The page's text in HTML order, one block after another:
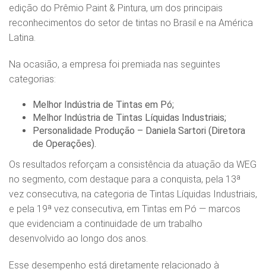
edição do Prêmio Paint & Pintura, um dos principais
reconhecimentos do setor de tintas no Brasil e na América
Latina.
Na ocasião, a empresa foi premiada nas seguintes
categorias:
Melhor Indústria de Tintas em Pó;
Melhor Indústria de Tintas Líquidas Industriais;
Personalidade Produção – Daniela Sartori (Diretora
de Operações).
Os resultados reforçam a consistência da atuação da WEG
no segmento, com destaque para a conquista, pela 13ª
vez consecutiva, na categoria de Tintas Líquidas Industriais,
e pela 19ª vez consecutiva, em Tintas em Pó — marcos
que evidenciam a continuidade de um trabalho
desenvolvido ao longo dos anos.
Esse desempenho está diretamente relacionado à